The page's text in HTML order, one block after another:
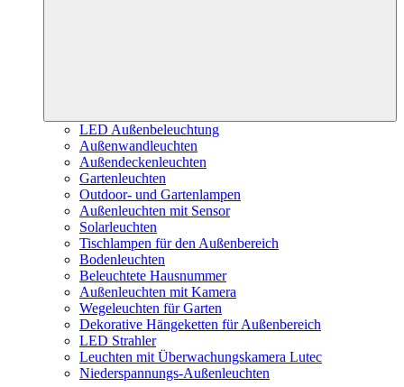
LED Außenbeleuchtung
Außenwandleuchten
Außendeckenleuchten
Gartenleuchten
Outdoor- und Gartenlampen
Außenleuchten mit Sensor
Solarleuchten
Tischlampen für den Außenbereich
Bodenleuchten
Beleuchtete Hausnummer
Außenleuchten mit Kamera
Wegeleuchten für Garten
Dekorative Hängeketten für Außenbereich
LED Strahler
Leuchten mit Überwachungskamera Lutec
Niederspannungs-Außenleuchten